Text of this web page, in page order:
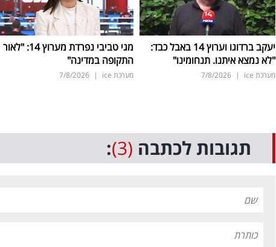
יעקב ברדוגו וערוץ 14 באבל כבד:
"לא נמצא איתנו. תנחומינו"
מערכת ice |
7/8/2026
מגי טביבי נפרדת מערוץ 14: "לאור
התקופה במדינה"
מערכת ice |
7/8/2026
תגובות לכתבה (3)
: